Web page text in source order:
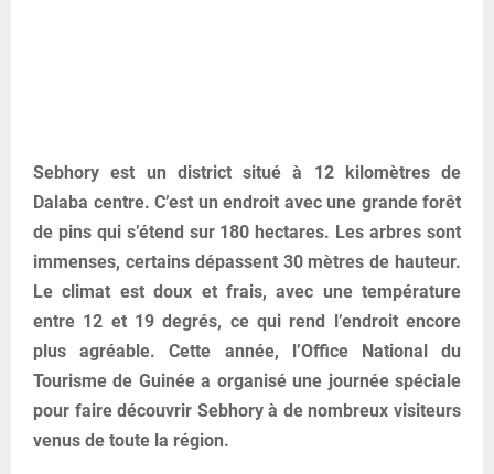
Sebhory est un district situé à 12 kilomètres de
Dalaba centre. C’est un endroit avec une grande forêt
de pins qui s’étend sur 180 hectares. Les arbres sont
immenses, certains dépassent 30 mètres de hauteur.
Le climat est doux et frais, avec une température
entre 12 et 19 degrés, ce qui rend l’endroit encore
plus agréable. Cette année, l’Office National du
Tourisme de Guinée a organisé une journée spéciale
pour faire découvrir Sebhory à de nombreux visiteurs
venus de toute la région.